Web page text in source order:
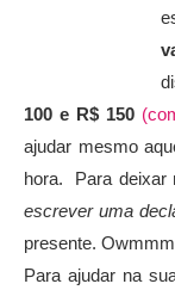
100 e R$ 150
ajudar mesmo
hora. Para deixar
escrever uma
presente.
Para ajudar na